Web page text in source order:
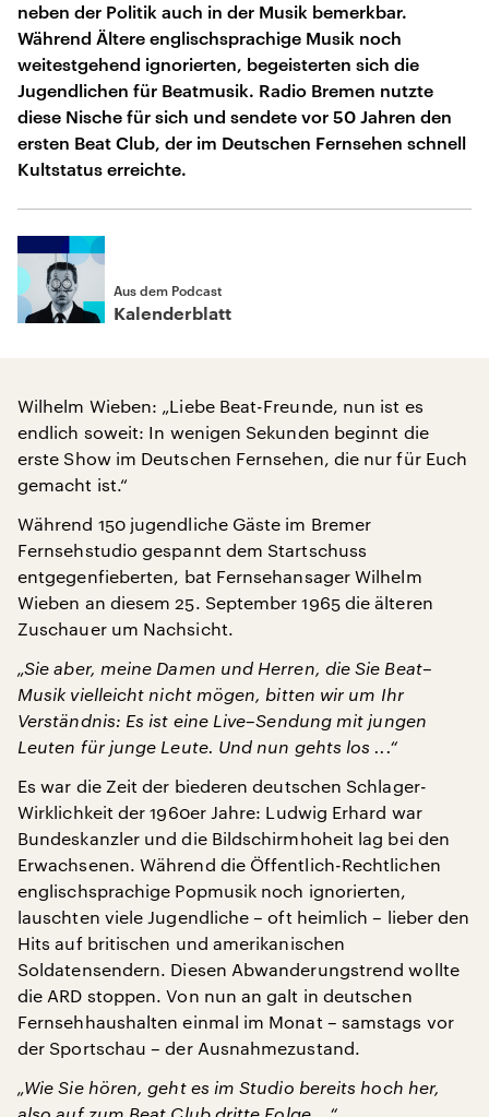
neben der Politik auch in der Musik bemerkbar.
Während Ältere englischsprachige Musik noch
weitestgehend ignorierten, begeisterten sich die
Jugendlichen für Beatmusik. Radio Bremen nutzte
diese Nische für sich und sendete vor 50 Jahren den
ersten Beat Club, der im Deutschen Fernsehen schnell
Kultstatus erreichte.
Aus dem Podcast
Kalenderblatt
Wilhelm Wieben: „Liebe Beat-Freunde, nun ist es
endlich soweit: In wenigen Sekunden beginnt die
erste Show im Deutschen Fernsehen, die nur für Euch
gemacht ist.“
Während 150 jugendliche Gäste im Bremer
Fernsehstudio gespannt dem Startschuss
entgegenfieberten, bat Fernsehansager Wilhelm
Wieben an diesem 25. September 1965 die älteren
Zuschauer um Nachsicht.
„Sie aber, meine Damen und Herren, die Sie Beat–
Musik vielleicht nicht mögen, bitten wir um Ihr
Verständnis: Es ist eine Live–Sendung mit jungen
Leuten für junge Leute. Und nun gehts los ...“
Es war die Zeit der biederen deutschen Schlager-
Wirklichkeit der 1960er Jahre: Ludwig Erhard war
Bundeskanzler und die Bildschirmhoheit lag bei den
Erwachsenen. Während die Öffentlich-Rechtlichen
englischsprachige Popmusik noch ignorierten,
lauschten viele Jugendliche – oft heimlich – lieber den
Hits auf britischen und amerikanischen
Soldatensendern. Diesen Abwanderungstrend wollte
die ARD stoppen. Von nun an galt in deutschen
Fernsehhaushalten einmal im Monat – samstags vor
der Sportschau – der Ausnahmezustand.
„Wie Sie hören, geht es im Studio bereits hoch her,